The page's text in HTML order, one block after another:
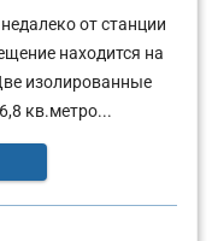
от станции
находится на
изолированные
кв.метро...